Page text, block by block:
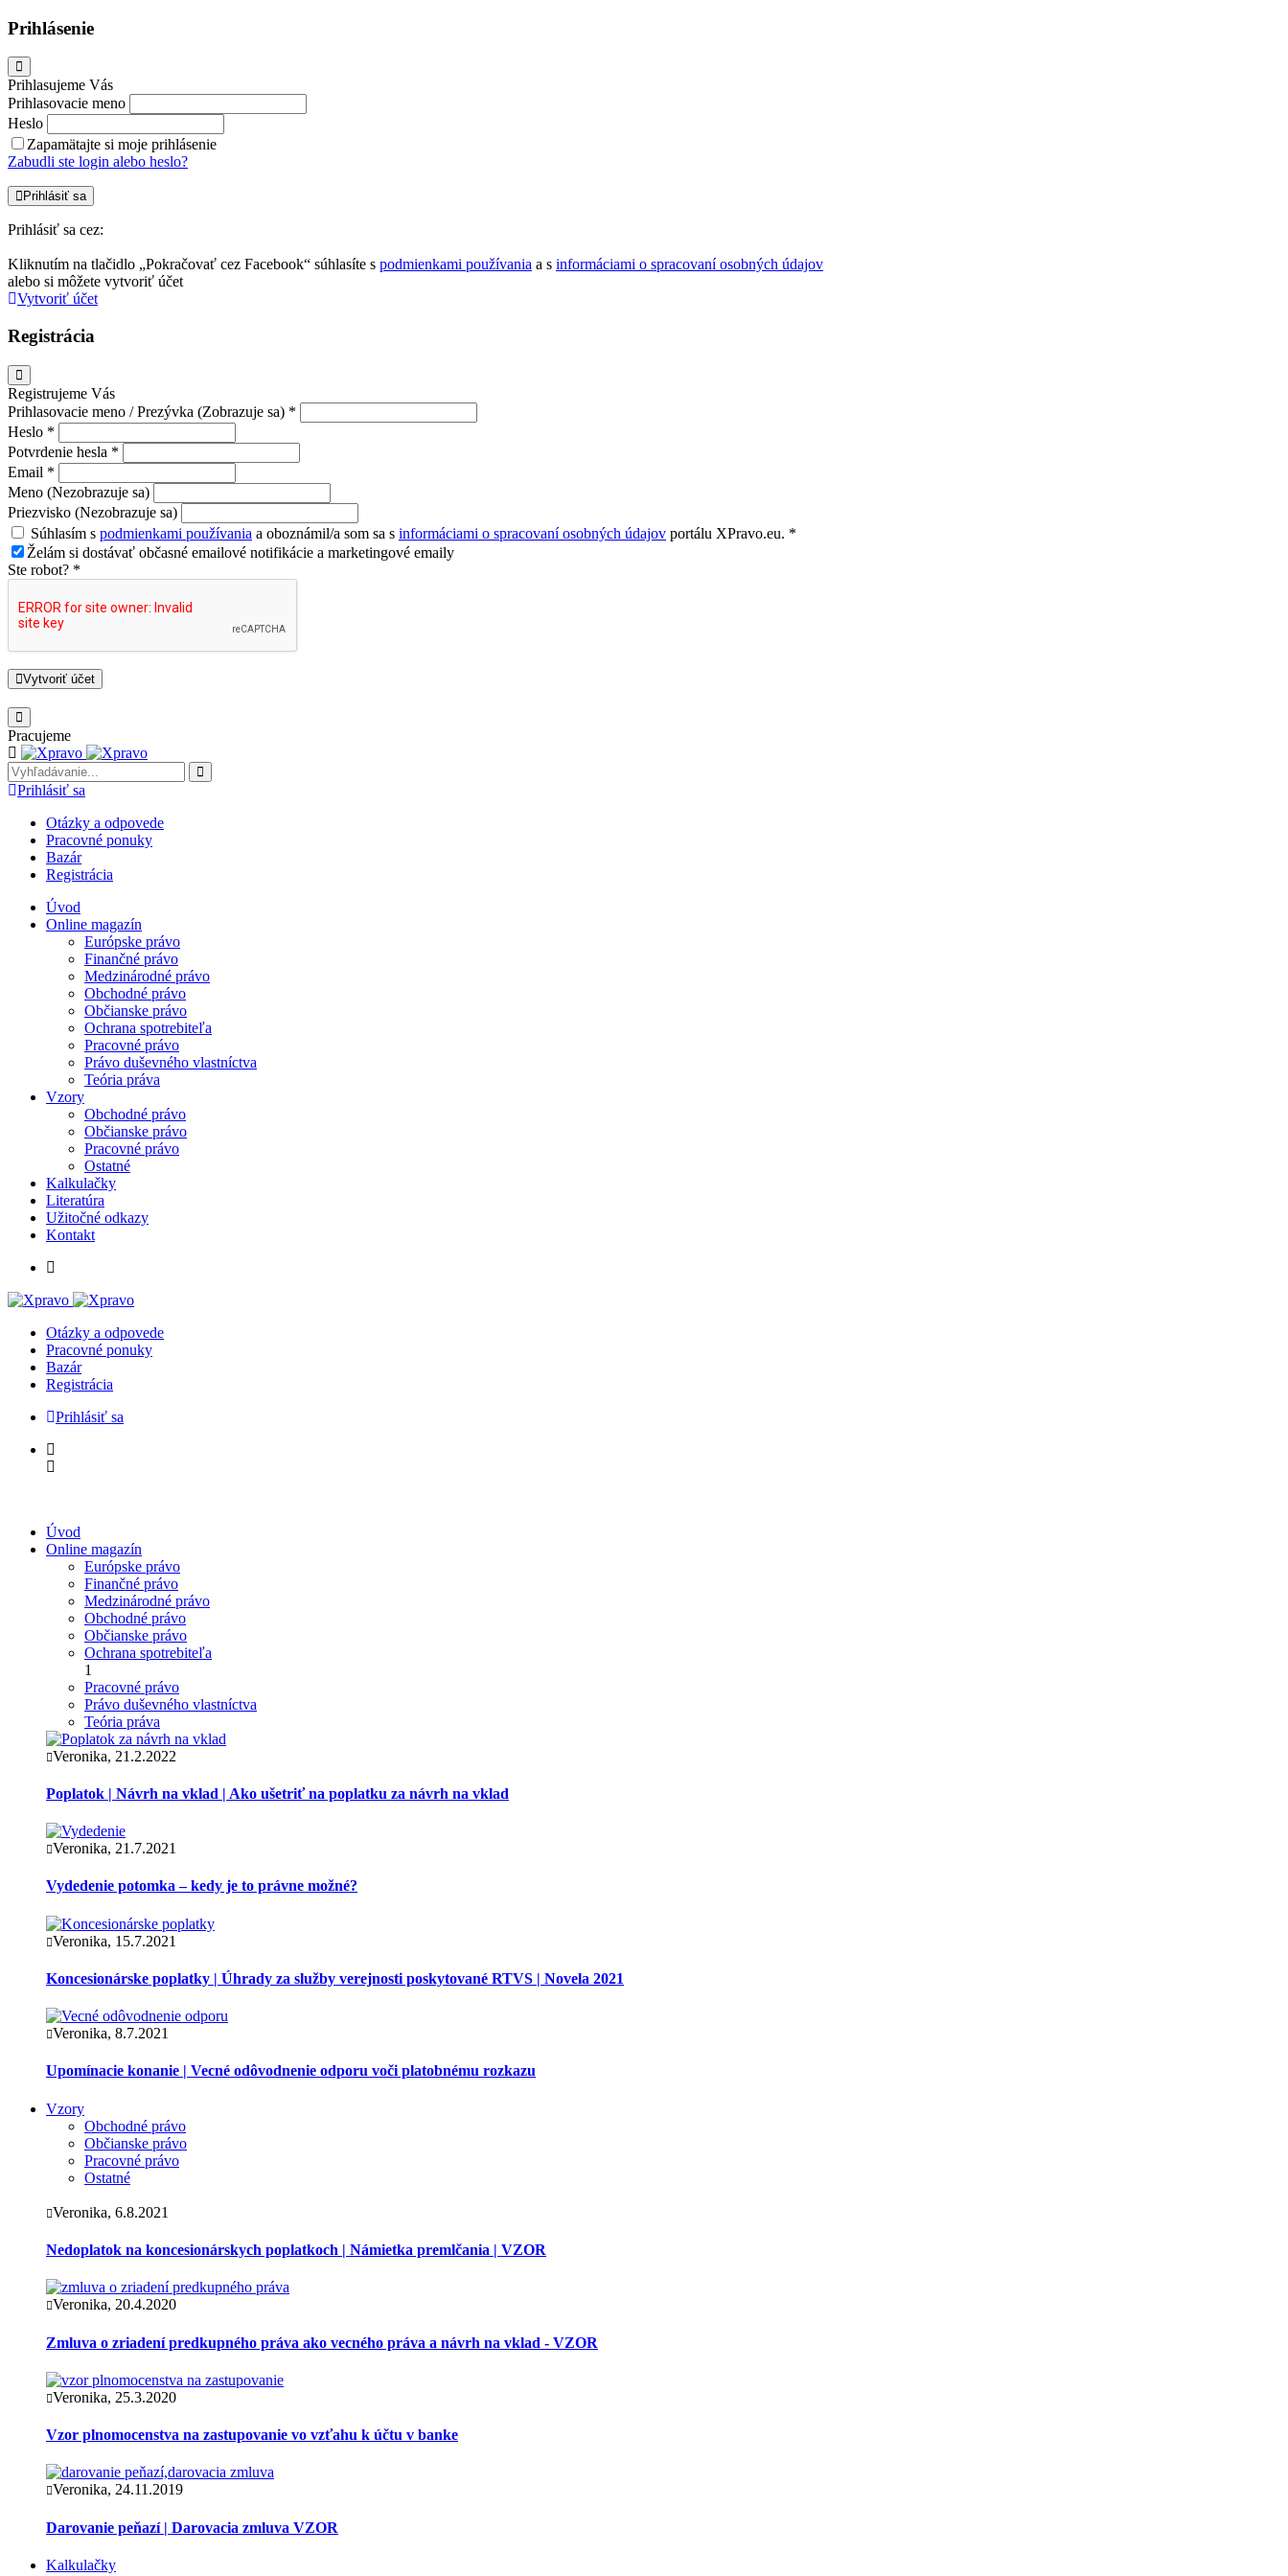
Prihlásenie
Prihlasujeme Vás
Prihlasovacie meno
Heslo
Zapamätajte si moje prihlásenie
Zabudli ste login alebo heslo?
Prihlásiť sa
Prihlásiť sa cez:
Kliknutím na tlačidlo „Pokračovať cez Facebook“ súhlasíte s podmienkami používania a s informáciami o spracovaní osobných údajov
alebo si môžete vytvoriť účet
Vytvoriť účet
Registrácia
Registrujeme Vás
Prihlasovacie meno / Prezývka (Zobrazuje sa) *
Heslo *
Potvrdenie hesla *
Email *
Meno (Nezobrazuje sa)
Priezvisko (Nezobrazuje sa)
Súhlasím s podmienkami používania a oboznámil/a som sa s informáciami o spracovaní osobných údajov portálu XPravo.eu. *
Želám si dostávať občasné emailové notifikácie a marketingové emaily
Ste robot? *
Vytvoriť účet
Pracujeme
Prihlásiť sa
Otázky a odpovede
Pracovné ponuky
Bazár
Registrácia
Úvod
Online magazín
Európske právo
Finančné právo
Medzinárodné právo
Obchodné právo
Občianske právo
Ochrana spotrebiteľa
Pracovné právo
Právo duševného vlastníctva
Teória práva
Vzory
Obchodné právo
Občianske právo
Pracovné právo
Ostatné
Kalkulačky
Literatúra
Užitočné odkazy
Kontakt
Otázky a odpovede
Pracovné ponuky
Bazár
Registrácia
Prihlásiť sa
Úvod
Online magazín
Európske právo
Finančné právo
Medzinárodné právo
Obchodné právo
Občianske právo
Ochrana spotrebiteľa
1
Pracovné právo
Právo duševného vlastníctva
Teória práva
Veronika, 21.2.2022
Poplatok | Návrh na vklad | Ako ušetriť na poplatku za návrh na vklad
Veronika, 21.7.2021
Vydedenie potomka – kedy je to právne možné?
Veronika, 15.7.2021
Koncesionárske poplatky | Úhrady za služby verejnosti poskytované RTVS | Novela 2021
Veronika, 8.7.2021
Upomínacie konanie | Vecné odôvodnenie odporu voči platobnému rozkazu
Vzory
Obchodné právo
Občianske právo
Pracovné právo
Ostatné
Veronika, 6.8.2021
Nedoplatok na koncesionárskych poplatkoch | Námietka premlčania | VZOR
Veronika, 20.4.2020
Zmluva o zriadení predkupného práva ako vecného práva a návrh na vklad - VZOR
Veronika, 25.3.2020
Vzor plnomocenstva na zastupovanie vo vzťahu k účtu v banke
Veronika, 24.11.2019
Darovanie peňazí | Darovacia zmluva VZOR
Kalkulačky